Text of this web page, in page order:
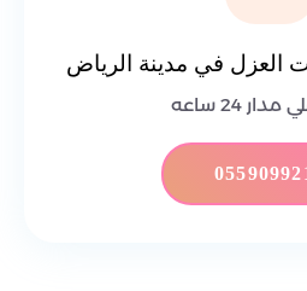
العزل في مدينة الرياض
24 ساعه